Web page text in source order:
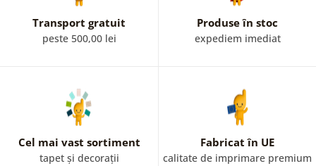
Transport gratuit
peste 500,00 lei
Produse în stoc
expediem imediat
Cel mai vast sortiment
tapet și decorații
Fabricat în UE
calitate de imprimare premium